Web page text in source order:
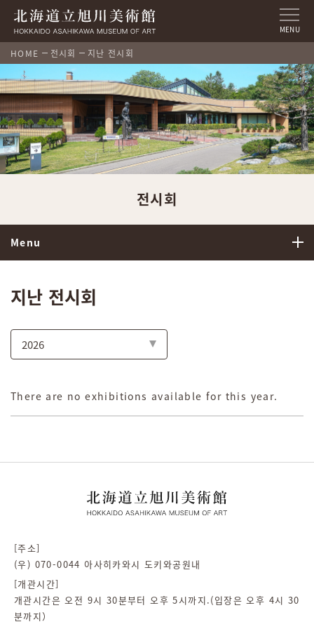
MENU
HOME 전시회 지난 전시회
전시회
Menu
지난 전시회
There are no exhibitions available for this year.
[주소]
(우) 070-0044 아사히카와시 도키와공원내
[개관시간]
개관시간은 오전 9시 30분부터 오후 5시까지.(입장은 오후 4시 30
분까지）